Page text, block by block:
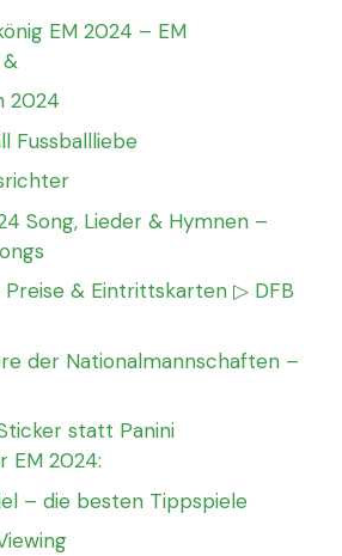
EM 2024 – EM
2024
Fussballliebe
Song, Lieder & Hymnen –
Preise & Eintrittskarten ▷ DFB
der Nationalmannschaften –
statt Panini
EM 2024:
– die besten Tippspiele